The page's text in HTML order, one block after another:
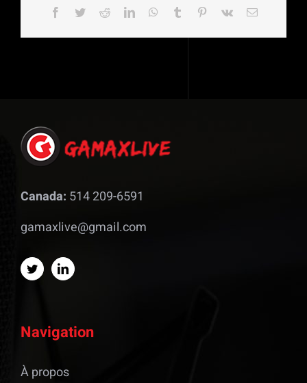
Facebook
TwitterRedditLinkedInWhatsApp
Tumblr Pinterest
Vk Email
Canada: 514 209-6591
gamaxlive@gmail.com
Navigation
À propos